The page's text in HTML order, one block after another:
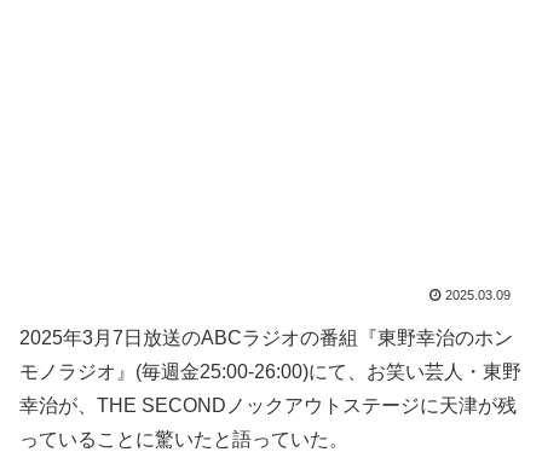
2025.03.09
2025年3月7日放送のABCラジオの番組『東野幸治のホン
モノラジオ』(毎週金25:00-26:00)にて、お笑い芸人・東野
幸治が、THE SECONDノックアウトステージに天津が残
っていることに驚いたと語っていた。